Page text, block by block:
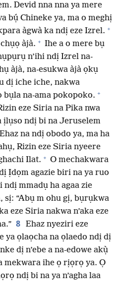
Devid nna nna ya mere
bụ́ Chineke ya, ma o meghị
àgwà ka ndị eze Izrel. +
àjà. + Ihe a o mere bụ
n’ihi ndị Izrel na-
àjà, na-esukwa àjà ọkụ
dị iche iche, nakwa
bụla na-ama pokopoko. +
eze Siria na Pika nwa
ịlụso ndị bi na Jeruselem
na ndị obodo ya, ma ha
Rizin eze Siria nyeere
Ilat. + O mechakwara
Ịdọm agazie biri na ya ruo
ndị mmadụ ha agaa zie
sị: “Abụ m ohu gị, bụrụkwa
eze Siria nakwa n’aka eze
8 Ehaz nyeziri eze
ya ọlaọcha na ọlaedo ndị dị
dị n’ebe a na-edowe akụ̀
mekwara ihe ọ rịọrọ ya. Ọ
ndị bi na ya n’agha laa